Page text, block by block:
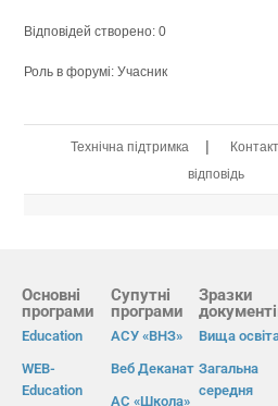
Відповідей створено: 0
Роль в форумі: Учасник
Технічна підтримка |
відповідь
Основні
програми
Education
WEB-
Education
Супутні
програми
АСУ «ВНЗ»
Веб Деканат
АС «Школа»
Зразки
Вища
Загальна
середня